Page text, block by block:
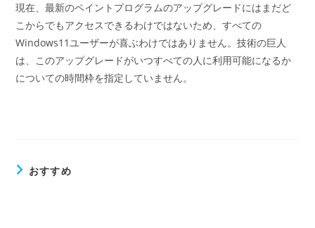
現在、最新のペイントプログラムのアップグレードにはまだど
こからでもアクセスできるわけではないため、すべての
Windows11ユーザーが喜ぶわけではありません。技術の巨人
は、このアップグレードがいつすべての人に利用可能になるか
についての時間枠を指定していません。
おすすめ